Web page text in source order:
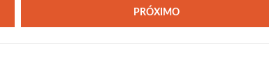
PRÓXIMO